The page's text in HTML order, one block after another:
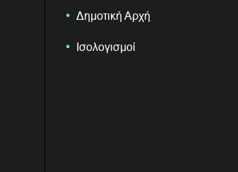
Δημοτική Αρχή
Ισολογισμοί